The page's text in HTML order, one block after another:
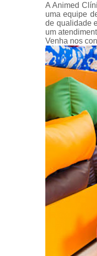
A Animed
uma equipe
de qualidade
um
Venha nos